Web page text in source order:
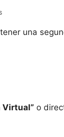
una
Virtual” o